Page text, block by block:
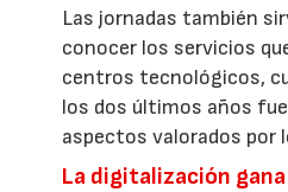
Las jornadas también
conocer los servicios
centros tecnológicos,
los dos últimos años
aspectos valorados por
La digitalización